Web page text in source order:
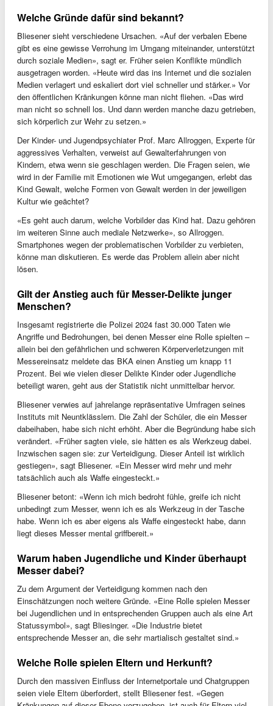
Welche Gründe dafür sind bekannt?
Bliesener sieht verschiedene Ursachen. «Auf der verbalen Ebene
gibt es eine gewisse Verrohung im Umgang miteinander, unterstützt
durch soziale Medien», sagt er. Früher seien Konflikte mündlich
ausgetragen worden. «Heute wird das ins Internet und die sozialen
Medien verlagert und eskaliert dort viel schneller und stärker.» Vor
den öffentlichen Kränkungen könne man nicht fliehen. «Das wird
man nicht so schnell los. Und dann werden manche dazu getrieben,
sich körperlich zur Wehr zu setzen.»
Der Kinder- und Jugendpsychiater Prof. Marc Allroggen, Experte für
aggressives Verhalten, verweist auf Gewalterfahrungen von
Kindern, etwa wenn sie geschlagen werden. Die Fragen seien, wie
wird in der Familie mit Emotionen wie Wut umgegangen, erlebt das
Kind Gewalt, welche Formen von Gewalt werden in der jeweiligen
Kultur wie geächtet?
«Es geht auch darum, welche Vorbilder das Kind hat. Dazu gehören
im weiteren Sinne auch mediale Netzwerke», so Allroggen.
Smartphones wegen der problematischen Vorbilder zu verbieten,
könne man diskutieren. Es werde das Problem allein aber nicht
lösen.
Gilt der Anstieg auch für Messer-Delikte junger
Menschen?
Insgesamt registrierte die Polizei 2024 fast 30.000 Taten wie
Angriffe und Bedrohungen, bei denen Messer eine Rolle spielten –
allein bei den gefährlichen und schweren Körperverletzungen mit
Messereinsatz meldete das BKA einen Anstieg um knapp 11
Prozent. Bei wie vielen dieser Delikte Kinder oder Jugendliche
beteiligt waren, geht aus der Statistik nicht unmittelbar hervor.
Bliesener verwies auf jahrelange repräsentative Umfragen seines
Instituts mit Neuntklässlern. Die Zahl der Schüler, die ein Messer
dabeihaben, habe sich nicht erhöht. Aber die Begründung habe sich
verändert. «Früher sagten viele, sie hätten es als Werkzeug dabei.
Inzwischen sagen sie: zur Verteidigung. Dieser Anteil ist wirklich
gestiegen», sagt Bliesener. «Ein Messer wird mehr und mehr
tatsächlich auch als Waffe eingesteckt.»
Bliesener betont: «Wenn ich mich bedroht fühle, greife ich nicht
unbedingt zum Messer, wenn ich es als Werkzeug in der Tasche
habe. Wenn ich es aber eigens als Waffe eingesteckt habe, dann
liegt dieses Messer mental griffbereit.»
Warum haben Jugendliche und Kinder überhaupt
Messer dabei?
Zu dem Argument der Verteidigung kommen nach den
Einschätzungen noch weitere Gründe. «Eine Rolle spielen Messer
bei Jugendlichen und in entsprechenden Gruppen auch als eine Art
Statussymbol», sagt Bliesinger. «Die Industrie bietet
entsprechende Messer an, die sehr martialisch gestaltet sind.»
Welche Rolle spielen Eltern und Herkunft?
Durch den massiven Einfluss der Internetportale und Chatgruppen
seien viele Eltern überfordert, stellt Bliesener fest. «Gegen